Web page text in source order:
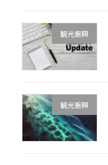
観光振興
観光振興